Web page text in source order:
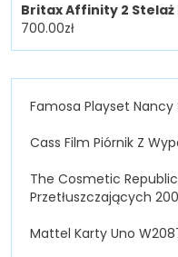
Britax Affinity 2 Stelaż
700.00zł
Famosa Playset
Cass Film Piórnik Z
The Cosmetic
Przetłuszczających
Mattel Karty Uno